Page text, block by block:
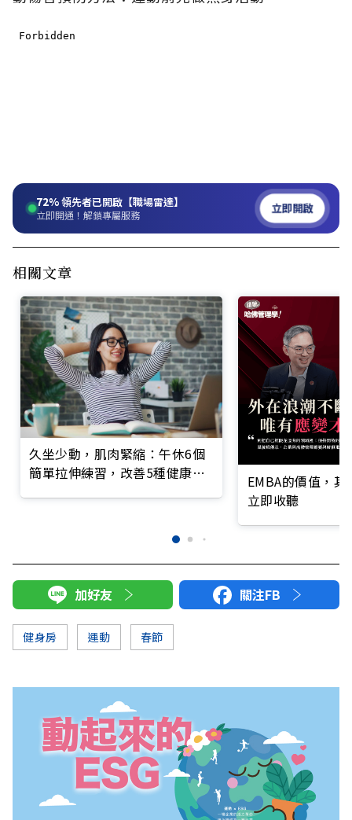
72%領先者已開啟【職場雷達】
立即開通！解鎖專屬服務 立即開啟
相關文章
久坐少動，肌肉緊縮：午休6個
簡單拉伸練習，改善5種健康狀
EMBA的價值，
立即收聽
加好友 關注FB
健身房 運動 春節